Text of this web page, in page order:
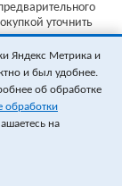
уточнить
(ст.435 ГК РФ).
менеджера.
Яндекс Метрика и
и был удобнее.
об обработке
обработки
на